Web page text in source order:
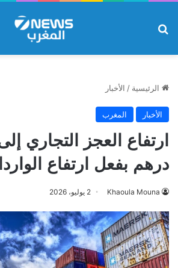
الرئيسية / الأخبار
الأخبار المغرب
درهم بفعل ارتفاع
Khaoula Mouna 2 يوليو، 2026